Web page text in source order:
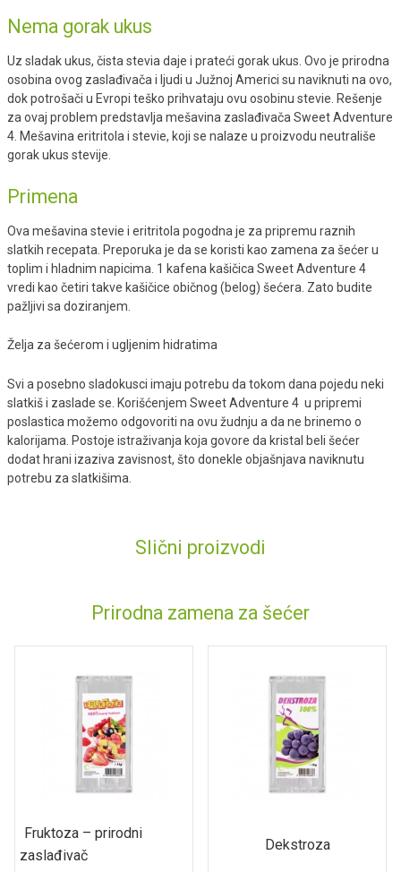
Nema gorak ukus
Uz sladak ukus, čista stevia daje i prateći gorak ukus. Ovo je prirodna
osobina ovog zaslađivača i ljudi u Južnoj Americi su naviknuti na ovo,
dok potrošači u Evropi teško prihvataju ovu osobinu stevie. Rešenje
za ovaj problem predstavlja mešavina zaslađivača Sweet Adventure
4. Mešavina eritritola i stevie, koji se nalaze u proizvodu neutrališe
gorak ukus stevije.
Primena
Ova mešavina stevie i eritritola pogodna je za pripremu raznih
slatkih recepata. Preporuka je da se koristi kao zamena za šećer u
toplim i hladnim napicima. 1 kafena kašičica Sweet Adventure 4
vredi kao četiri takve kašičice običnog (belog) šećera. Zato budite
pažljivi sa doziranjem.
Želja za šećerom i ugljenim hidratima
Svi a posebno sladokusci imaju potrebu da tokom dana pojedu neki
slatkiš i zaslade se. Korišćenjem Sweet Adventure 4 u pripremi
poslastica možemo odgovoriti na ovu žudnju a da ne brinemo o
kalorijama. Postoje istraživanja koja govore da kristal beli šećer
dodat hrani izaziva zavisnost, što donekle objašnjava naviknutu
potrebu za slatkišima.
Slični proizvodi
Prirodna zamena za šećer
Fruktoza – prirodni
zaslađivač
Dekstroza